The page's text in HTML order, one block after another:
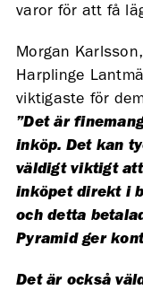
varor för att få
Morgan
Harplinge
viktigaste för
”Det är
inköp. Det kan
väldigt viktigt
inköpet direkt i
och detta
Pyramid ger
Det är också